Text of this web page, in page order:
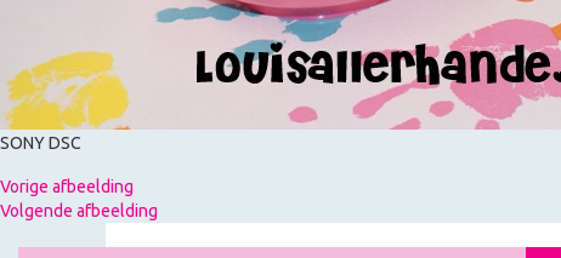
SONY DSC
Vorige afbeelding
Volgende afbeelding